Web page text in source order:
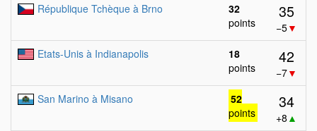
République Tchèque à Brno
32
points
35
−5▼
Etats-Unis à Indianapolis
18
points
42
−7▼
San Marino à Misano
52
points
34
+8 ▲